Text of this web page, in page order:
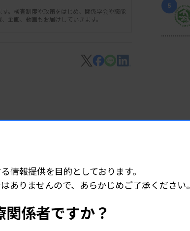
を取得する。
類だが、造血
白血病は初発時
い遺伝子異常が
択、診断、予後
。検査制度や政策をはじめ、関係学会や職能
企画、動画もお届けしていきます。
5
情報提供を目的としております。
ありませんので、あらかじめご了承ください。
係者ですか？